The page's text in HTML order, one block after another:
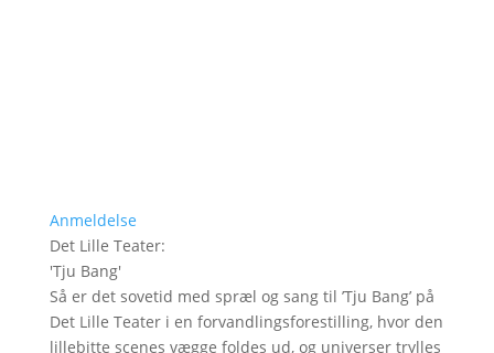
Anmeldelse
Det Lille Teater:
'Tju Bang'
Så er det sovetid med spræl og sang til ’Tju Bang’ på
Det Lille Teater i en forvandlingsforestilling, hvor den
lillebitte scenes vægge foldes ud, og universer trylles